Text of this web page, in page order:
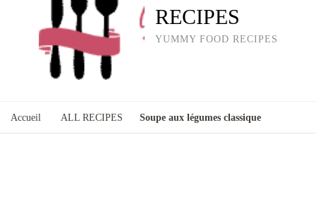
RECIPES
YUMMY FOOD RECIPES
Accueil ALL RECIPES Soupe aux légumes classique